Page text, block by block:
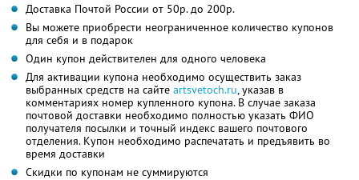
Доставка Почтой России от 50р. до 200р.
Вы можете приобрести неограниченное количество купонов
для себя и в подарок
Один купон действителен для одного человека
Для активации купона необходимо осуществить заказ
выбранных средств на сайте artsvetoch.ru, указав в
комментариях номер купленного купона. В случае заказа
почтовой доставки необходимо полностью указать ФИО
получателя посылки и точный индекс вашего почтового
отделения. Купон необходимо распечатать и предъявить во
время доставки
Скидки по купонам не суммируются